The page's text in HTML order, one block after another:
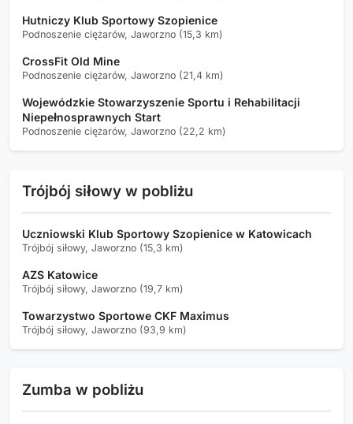
Hutniczy Klub Sportowy Szopienice
Podnoszenie ciężarów, Jaworzno (15,3 km)
CrossFit Old Mine
Podnoszenie ciężarów, Jaworzno (21,4 km)
Wojewódzkie Stowarzyszenie Sportu i Rehabilitacji
Niepełnosprawnych Start
Podnoszenie ciężarów, Jaworzno (22,2 km)
Trójbój siłowy w pobliżu
Uczniowski Klub Sportowy Szopienice w Katowicach
Trójbój siłowy, Jaworzno (15,3 km)
AZS Katowice
Trójbój siłowy, Jaworzno (19,7 km)
Towarzystwo Sportowe CKF Maximus
Trójbój siłowy, Jaworzno (93,9 km)
Zumba w pobliżu